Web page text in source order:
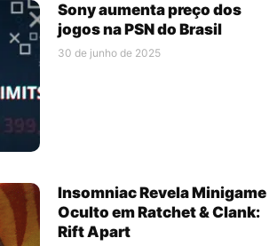
Sony aumenta preço dos
jogos na PSN do Brasil
30 de junho de 2025
Insomniac Revela Minigame
Oculto em Ratchet & Clank:
Rift Apart